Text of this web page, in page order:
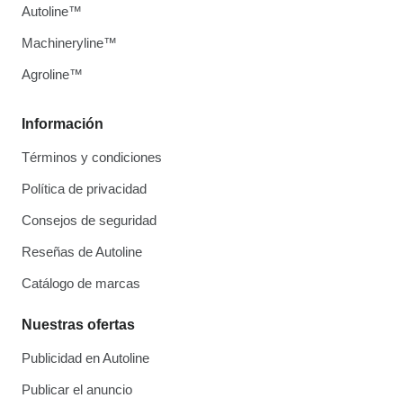
Información
Términos y condiciones
Política de privacidad
Consejos de seguridad
Reseñas de Autoline
Catálogo de marcas
Nuestras ofertas
Publicidad en Autoline
Publicar el anuncio
Autoline™
Machineryline™
Agroline™